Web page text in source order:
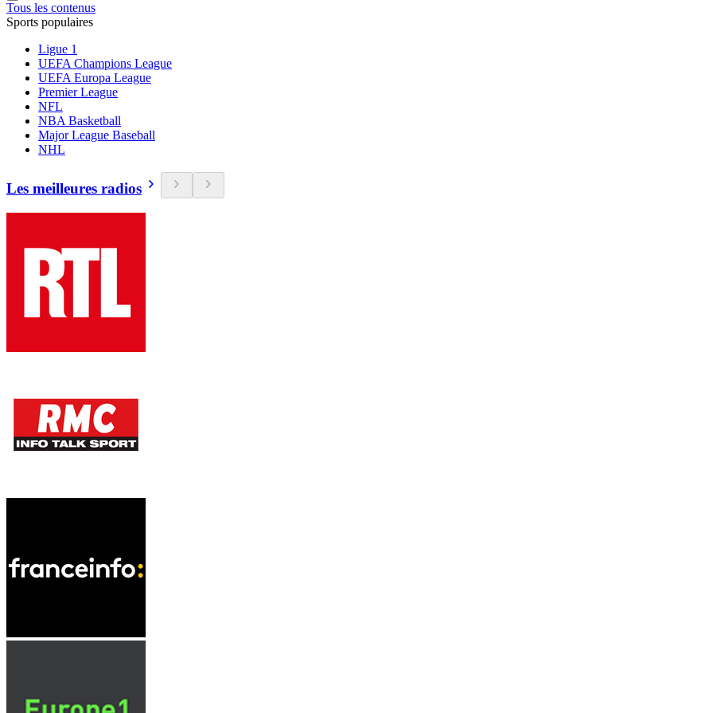
Tous les contenus
Sports populaires
Ligue 1
UEFA Champions League
UEFA Europa League
Premier League
NFL
NBA Basketball
Major League Baseball
NHL
Les meilleures radios